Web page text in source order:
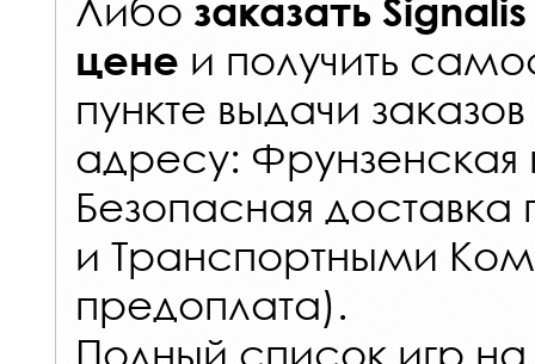
Либо заказать
цене и получить
пункте выдачи заказов
адресу: Фрунзенская
Безопасная
и Транспортными
предоплата).
Полный список игр